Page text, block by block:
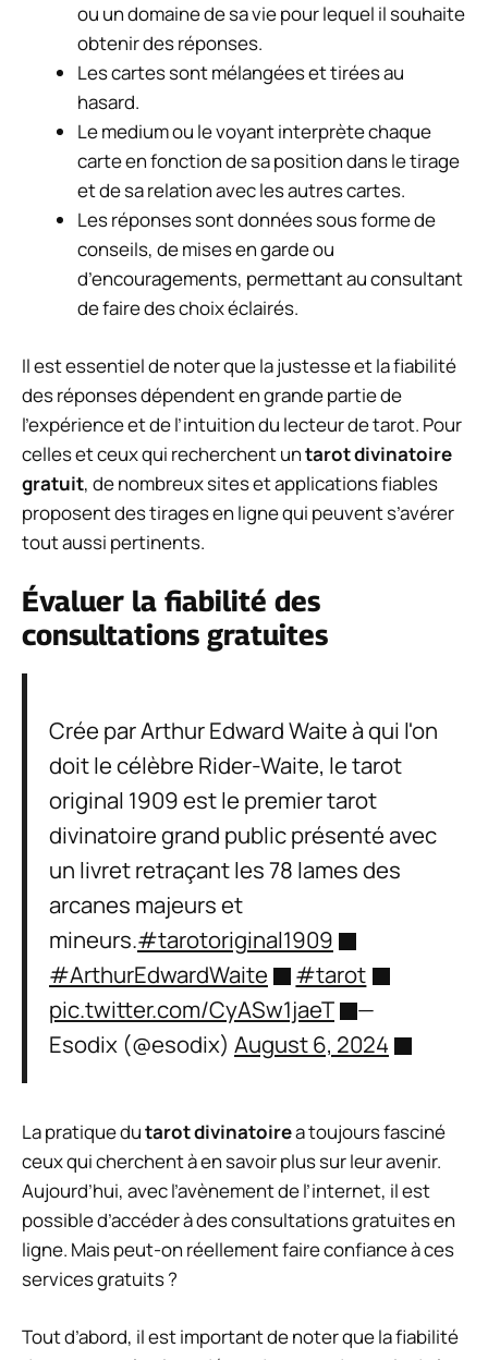
ou un domaine de sa vie pour lequel il souhaite
obtenir des réponses.
Les cartes sont mélangées et tirées au
hasard.
Le medium ou le voyant interprète chaque
carte en fonction de sa position dans le tirage
et de sa relation avec les autres cartes.
Les réponses sont données sous forme de
conseils, de mises en garde ou
d’encouragements, permettant au consultant
de faire des choix éclairés.
Il est essentiel de noter que la justesse et la fiabilité
des réponses dépendent en grande partie de
l’expérience et de l’intuition du lecteur de tarot. Pour
celles et ceux qui recherchent untarot divinatoire
gratuit, de nombreux sites et applications fiables
proposent des tirages en ligne qui peuvent s’avérer
tout aussi pertinents.
Évaluer la fiabilité des
consultations gratuites
Crée par Arthur Edward Waite à qui l'on
doit le célèbre Rider-Waite, le tarot
original 1909 est le premier tarot
divinatoire grand public présenté avec
un livret retraçant les 78 lames des
arcanes majeurs et
mineurs.#tarotoriginal1909
#ArthurEdwardWaite
#tarot
pic.twitter.com/CyASw1jaeT
—
Esodix (@esodix) August 6, 2024
La pratique dutarot divinatoirea toujours fasciné
ceux qui cherchent à en savoir plus sur leur avenir.
Aujourd’hui, avec l’avènement de l’internet, il est
possible d’accéder à des consultations gratuites en
ligne. Mais peut-on réellement faire confiance à ces
services gratuits ?
Tout d’abord, il est important de noter que la fiabilité